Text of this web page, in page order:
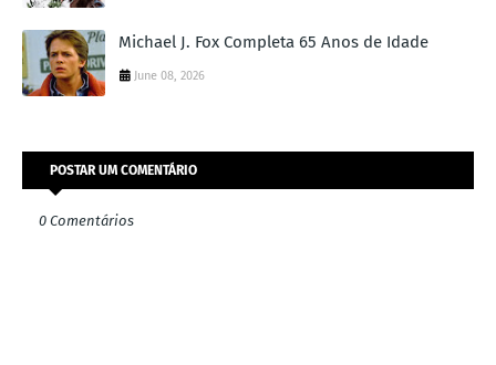
Michael J. Fox Completa 65 Anos de Idade
June 08, 2026
POSTAR UM COMENTÁRIO
0 Comentários